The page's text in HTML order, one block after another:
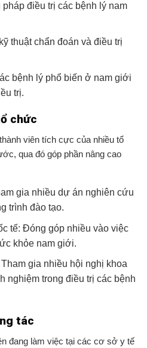
điều trị các bệnh lý nam
thuật chẩn đoán và điều trị
bệnh lý phổ biến ở nam giới
trị.
chức
viên tích cực của nhiều tổ
qua đó góp phần nâng cao
gia nhiều dự án nghiên cứu
trình đào tạo.
tế: Đóng góp nhiều vào việc
khỏe nam giới.
gia nhiều hội nghị khoa
nghiệm trong điều trị các bệnh
tác
đang làm việc tại các cơ sở y tế